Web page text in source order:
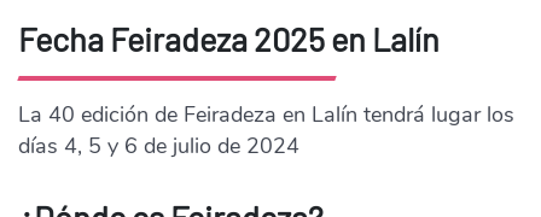
Fecha Feiradeza 2025 en Lalín
La 40 edición de Feiradeza en Lalín tendrá lugar los
días 4, 5 y 6 de julio de 2024